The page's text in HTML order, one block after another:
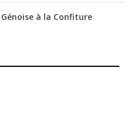
Génoise à la Confiture